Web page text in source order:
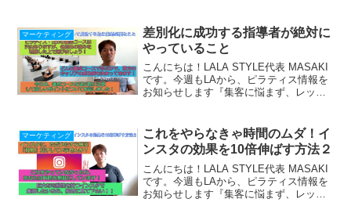
マーケティング
差別化に成功する指導者が絶対に
やっていること
こんにちは！LALA STYLE代表 MASAKI
です。今週もLAから、ピラティス情報を
お知らせします『集客に悩まず、レッス
方・始め方22の動画マニュアル】プレ...
マーケティング
これをやらなきゃ時間のムダ！イ
ンスタの効果を10倍伸ばす方法２
こんにちは！LALA STYLE代表 MASAKI
です。今週もLAから、ピラティス情報を
お知らせします『集客に悩まず、レッス